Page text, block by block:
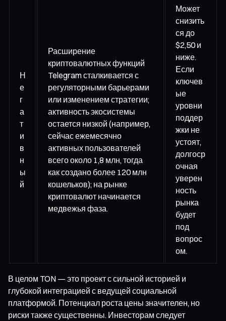
Н
е
г
а
т
и
в
н
ы
й
Расширение
криптовалютных функций
Telegram сталкивается с
регуляторными барьерами
или изменением стратегии;
активность экосистемы
остается низкой (например,
сейчас ежемесячно
активных пользователей
всего около 1,8 млн, тогда
как создано более 120 млн
кошельков); на рынке
криптовалют начинается
медвежья фаза.
Может
снизить
ся до
$2,50 и
ниже.
Если
ключев
ые
уровни
поддер
жки не
устоят,
долгоср
очная
уверен
ность
рынка
будет
под
вопрос
ом.
В целом TON — это проект с сильной историей и
глубокой интеграцией с ведущей социальной
платформой. Потенциал роста цены значителен, но
риски также существенны. Инвесторам следует